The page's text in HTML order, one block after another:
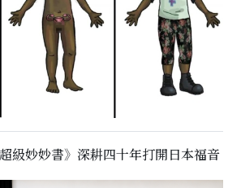
級妙妙書》深耕四十年打開日本福音